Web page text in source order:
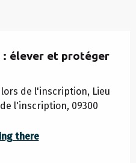
élever et protéger
de l'inscription, Lieu
l'inscription, 09300
there